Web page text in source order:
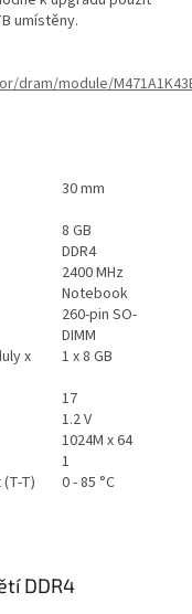
umístěny.
dram/module/
30 mm
8 GB
DDR4
2400 MHz
Notebook
260-pin SO-
DIMM
x
1 x 8 GB
17
1.2 V
1024M x 64
1
T) 0 - 85 °C
DDR4